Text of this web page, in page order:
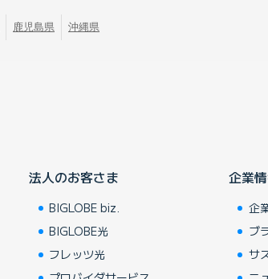
鹿児島県 沖縄県
法人のお客さま
BIGLOBE biz.
BIGLOBE光
フレッツ光
企業
企
ブ
サ